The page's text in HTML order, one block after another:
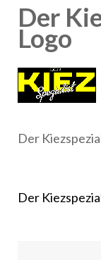
drücken)
Der
Logo
Der
Der